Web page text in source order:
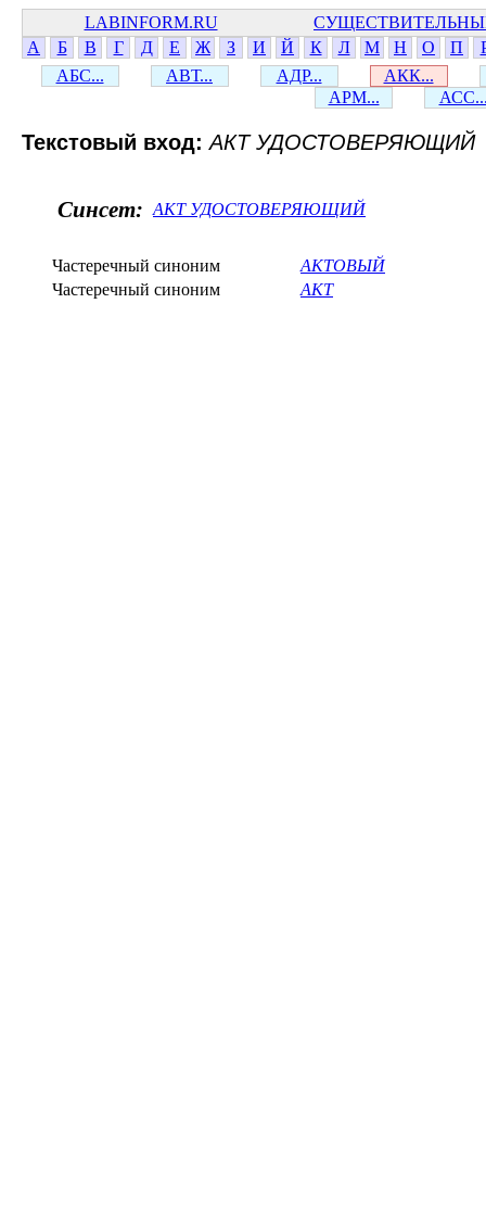
LABINFORM.RU
А
Б В Г Д Е Ж З И Й К Л М Н О П
АБС...
АВТ... АДР...
АКК...
АРМ...
Текстовый вход:АКТ УДОСТОВЕРЯЮЩИЙ
Синсет: АКТ УДОСТОВЕРЯЮЩИЙ
Частеречный синоним
АКТОВЫЙ
Частеречный синоним
АКТ